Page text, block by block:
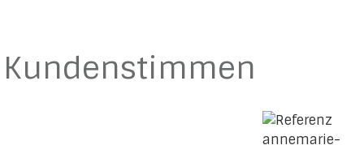
Kundenstimmen